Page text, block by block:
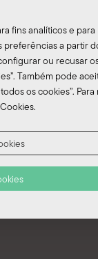
fins analíticos e para
a partir
ou recusar
Também pode
os cookies”. Para